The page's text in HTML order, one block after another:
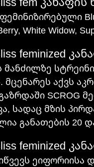
White Widow,
feminized
მანძილზე
აქვს
SCROG
სადაც მზის
განათების 20
feminized
ეიფორიისა